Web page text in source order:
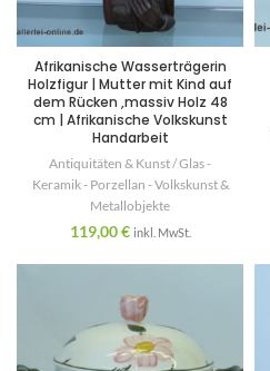
Afrikanische Wasserträgerin
Holzfigur | Mutter mit Kind auf
dem Rücken ,massiv Holz 48
cm | Afrikanische Volkskunst
Handarbeit
Antiquitäten & Kunst / Glas -
Keramik - Porzellan - Volkskunst &
Metallobjekte
119,00€ inkl. MwSt.